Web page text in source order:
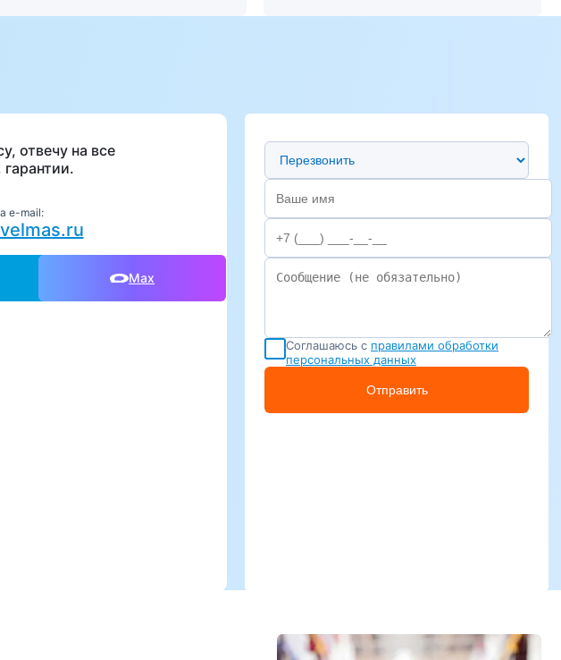
отвечу на все
e-mail:
Max
Предпочтительный способ связи
Соглашаюсь с правилами обработки
персональных данных
Отправить